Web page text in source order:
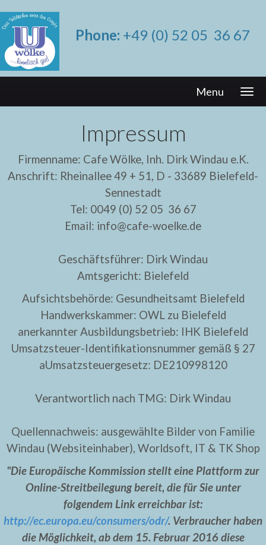
Phone: +49 (0) 52 05 36 67
Menu
Impressum
Firmenname: Cafe Wölke, Inh. Dirk Windau e.K.
Anschrift: Rheinallee 49 + 51, D - 33689 Bielefeld-
Sennestadt
Tel: 0049 (0) 52 05 36 67
Email: info@cafe-woelke.de
Geschäftsführer: Dirk Windau
Amtsgericht: Bielefeld
Aufsichtsbehörde: Gesundheitsamt Bielefeld
Handwerkskammer: OWL zu Bielefeld
anerkannter Ausbildungsbetrieb: IHK Bielefeld
Umsatzsteuer-Identifikationsnummer gemäß § 27
aUmsatzsteuergesetz: DE210998120
Verantwortlich nach TMG: Dirk Windau
Quellennachweis: ausgewählte Bilder von Familie
Windau (Websiteinhaber), Worldsoft, IT & TK Shop
"Die Europäische Kommission stellt eine Plattform zur
Online-Streitbeilegung bereit, die für Sie unter
folgendem Link erreichbar ist:
http://ec.europa.eu/consumers/odr/. Verbraucher haben
die Möglichkeit, ab dem 15. Februar 2016 diese